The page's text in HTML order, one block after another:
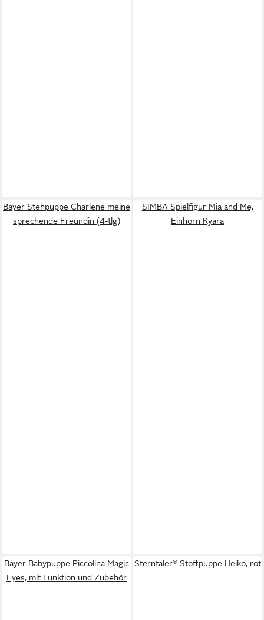
Bayer Stehpuppe Charlene meine
sprechende Freundin (4-tlg)
SIMBA Spielfigur Mia and Me,
Einhorn Kyara
Bayer Babypuppe Piccolina Magic
Eyes, mit Funktion und Zubehör
Sterntaler® Stoffpuppe Heiko, rot